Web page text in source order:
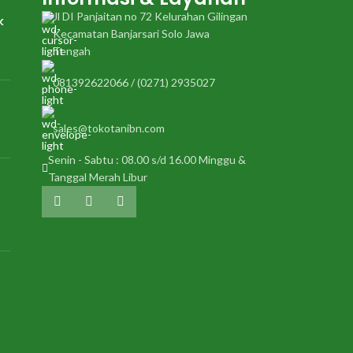
Jl DI Panjaitan no 72 Kelurahan Gilingan
Kecamatan Banjarsari Solo Jawa
Tengah
081392622066 / (0271) 2935027
sales@tokotanibn.com
Senin - Sabtu : 08.00 s/d 16.00 Minggu &
Tanggal Merah Libur